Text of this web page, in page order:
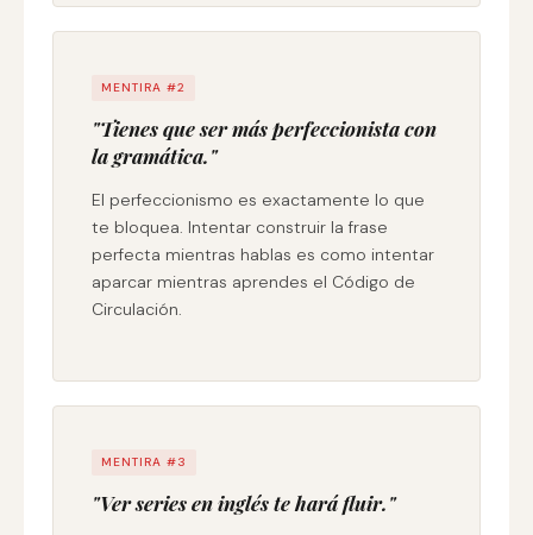
MENTIRA #2
"Tienes que ser más perfeccionista con
la gramática."
El perfeccionismo es exactamente lo que
te bloquea. Intentar construir la frase
perfecta mientras hablas es como intentar
aparcar mientras aprendes el Código de
Circulación.
MENTIRA #3
"Ver series en inglés te hará fluir."